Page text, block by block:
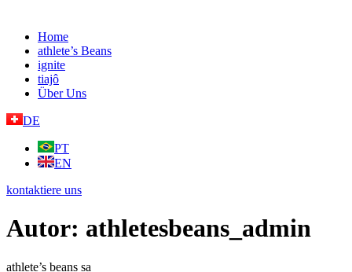
Home
athlete’s Beans
ignite
tiajô
Über Uns
DE
PT
EN
kontaktiere uns
Autor: athletesbeans_admin
athlete’s beans sa